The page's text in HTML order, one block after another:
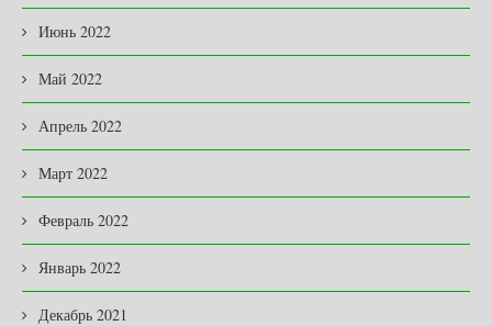
Июнь 2022
Май 2022
Апрель 2022
Март 2022
Февраль 2022
Январь 2022
Декабрь 2021